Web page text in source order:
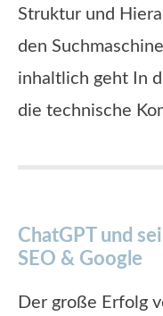
Struktur und
den
inhaltlich geht In
die technische
ChatGPT und
SEO & Google
Der große Erfolg